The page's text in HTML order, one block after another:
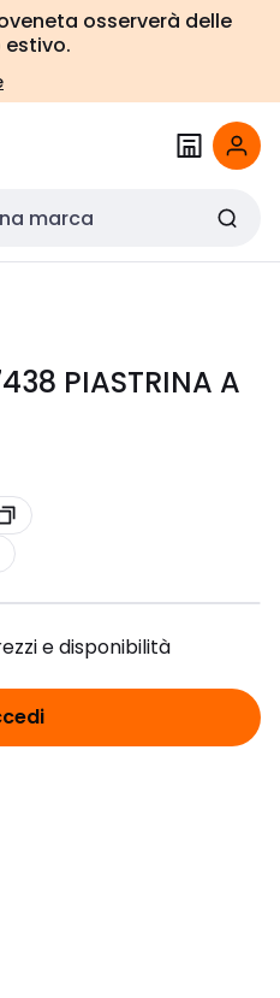
osserverà delle
estivo.
PIASTRINA A
e disponibilità